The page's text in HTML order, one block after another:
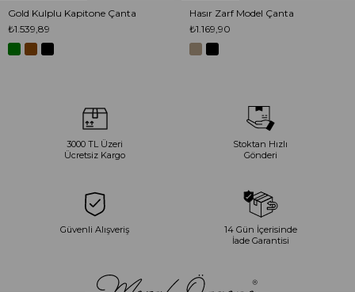
Gold Kulplu Kapitone Çanta
₺1.539,89
Hasır Zarf Model Çanta
₺1.169,90
3000 TL Üzeri
Ücretsiz Kargo
Stoktan Hızlı
Gönderi
Güvenli Alışveriş
14 Gün İçerisinde
İade Garantisi